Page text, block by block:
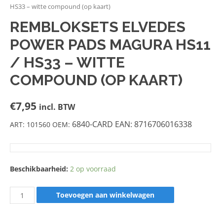
HS33 – witte compound (op kaart)
REMBLOKSETS ELVEDES
POWER PADS MAGURA HS11
/ HS33 – WITTE
COMPOUND (OP KAART)
€7,95 incl. BTW
ART: 101560 OEM: 6840-CARD EAN: 8716706016338
Beschikbaarheid: 2 op voorraad
Toevoegen aan winkelwagen